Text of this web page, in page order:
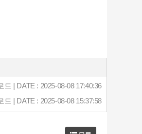
드 | DATE : 2025-08-08 17:40:36
드 | DATE : 2025-08-08 15:37:58